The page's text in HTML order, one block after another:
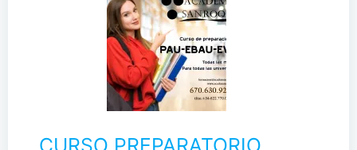
CURSO PREPARATORIO